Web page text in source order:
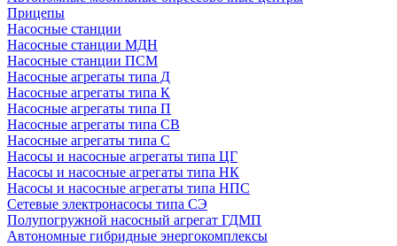
Прицепы
Насосные станции
Насосные станции МДН
Насосные станции ПСМ
Насосные агрегаты типа Д
Насосные агрегаты типа К
Насосные агрегаты типа П
Насосные агрегаты типа СВ
Насосные агрегаты типа С
Насосы и насосные агрегаты типа ЦГ
Насосы и насосные агрегаты типа НК
Насосы и насосные агрегаты типа НПС
Сетевые электронасосы типа СЭ
Полупогружной насосный агрегат ГДМП
Автономные гибридные энергокомплексы